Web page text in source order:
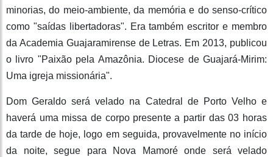
minorias, do meio-ambiente, da memória e do senso-crítico
como "saídas libertadoras". Era também escritor e membro
da Academia Guajaramirense de Letras. Em 2013, publicou
o livro "Paixão pela Amazônia. Diocese de Guajará-Mirim:
Uma igreja missionária".
Dom Geraldo será velado na Catedral de Porto Velho e
haverá uma missa de corpo presente a partir das 03 horas
da tarde de hoje, logo em seguida, provavelmente no início
da noite, segue para Nova Mamoré onde será velado